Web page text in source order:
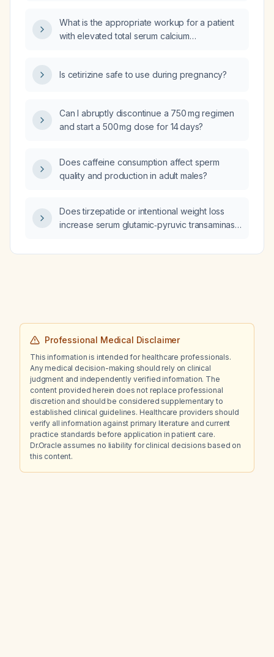
What is the appropriate workup for a patient
with elevated total serum calcium
Is cetirizine safe to use during pregnancy?
Can I abruptly discontinue a 750 mg regimen
and start a 500 mg dose for 14 days?
Does caffeine consumption affect sperm
quality and production in adult males?
Does tirzepatide or intentional weight loss
increase serum glutamic‑pyruvic transaminase
disease?
Professional Medical Disclaimer
This information is intended for healthcare professionals.
Any medical decision-making should rely on clinical
judgment and independently verified information. The
content provided herein does not replace professional
discretion and should be considered supplementary to
established clinical guidelines. Healthcare providers should
verify all information against primary literature and current
practice standards before application in patient care.
Dr.Oracle assumes no liability for clinical decisions based on
this content.